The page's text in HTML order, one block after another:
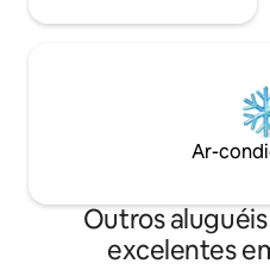
Ar-
Outros
excelentes